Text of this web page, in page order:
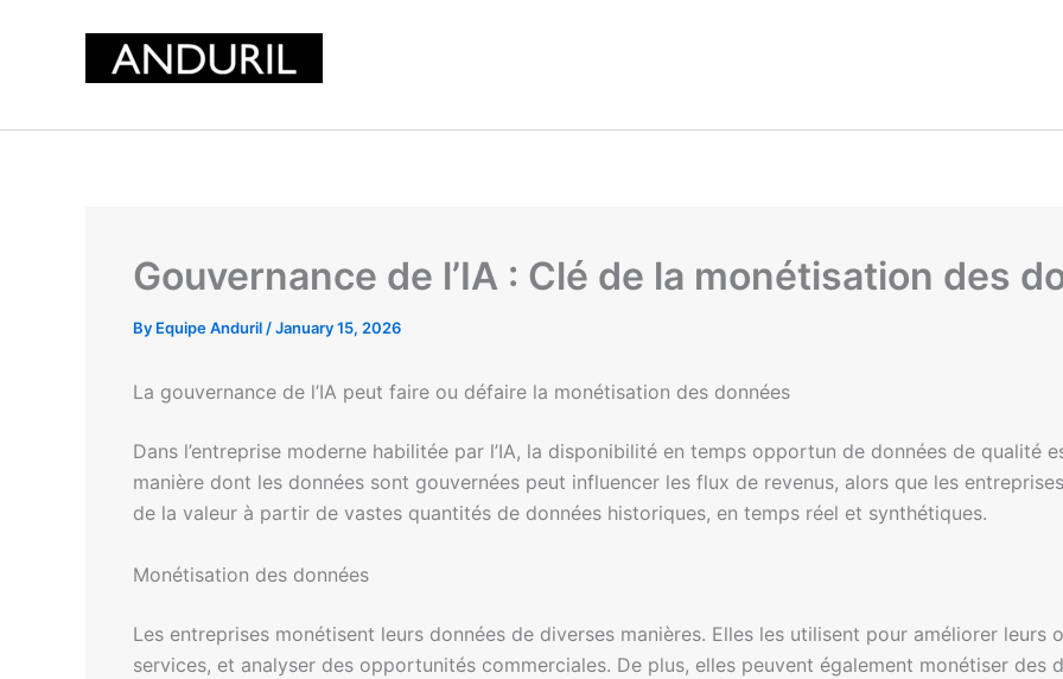
Gouvernance de l’IA : Clé de la monétisation des
By Equipe Anduril /January 15, 2026
La gouvernance de l’IA peut faire ou défaire la monétisation des données
Dans l’entreprise moderne habilitée par l’IA, la disponibilité en temps opportun de données de qualité
manière dont les données sont gouvernées peut influencer les flux de revenus, alors que les
de la valeur à partir de vastes quantités de données historiques, en temps réel et synthétiques.
Monétisation des données
Les entreprises monétisent leurs données de diverses manières. Elles les utilisent pour améliorer
services, et analyser des opportunités commerciales. De plus, elles peuvent également monétiser des